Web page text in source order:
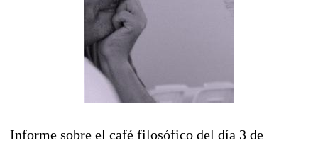
Informe sobre el café filosófico del día 3 de